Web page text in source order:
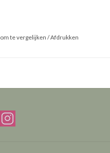
te vergelijken /Afdrukken